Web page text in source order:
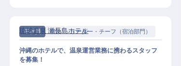
正社員 宿泊 リーダー・チーフ（宿泊部門）
琉球温泉 瀬長島ホテル
沖縄のホテルで、温泉運営業務に携わるスタッフ
を募集！